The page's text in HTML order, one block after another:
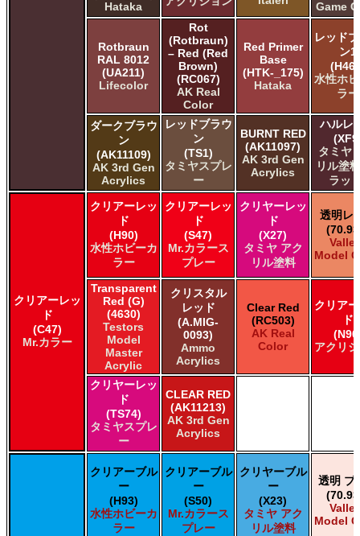
Hataka
Game
Rotbraun
RAL 8012
(UA211)
Lifecolor
Rot
(Rotbraun)
– Red (Red
Brown)
(RC067)
AK Real
Color
Red Primer
Base
(HTK-_175)
Hataka
レッド
ン1
水性ホ
ラー
ダークブラウ
ン
(AK11109)
AK 3rd Gen
Acrylics
レッドブラウ
ン
(TS1)
タミヤスプレ
ー
BURNT RED
(AK11097)
AK 3rd Gen
Acrylics
ハルレ
タミヤ
リル塗
ラッ
クリアーレッ
ド
(C47)
Mr.カラー
クリアーレッ
ド
(H90)
水性ホビーカ
ラー
クリアーレッ
ド
(S47)
Mr.カラース
プレー
クリヤーレッ
ド
(X27)
タミヤ アク
リル塗料
透明レ
Model
Transparent
Red (G)
(4630)
Testors
Model
Master
Acrylic
クリスタル
レッド
(A.MIG-
0093)
Ammo
Acrylics
Clear Red
(RC503)
AK Real
Color
クリア
ド
アクリ
クリヤーレッ
ド
(TS74)
タミヤスプレ
ー
CLEAR RED
(AK11213)
AK 3rd Gen
Acrylics
クリアーブル
ー
(H93)
水性ホビーカ
ラー
クリアーブル
ー
(S50)
Mr.カラース
プレー
クリヤーブル
ー
(X23)
タミヤ アク
リル塗料
透明 ブ
Model